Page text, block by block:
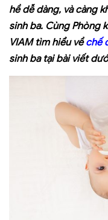
hề dễ dàng, và càng
sinh ba. Cùng Phòng
VIAM tìm hiểu vềchế
sinh ba tại bài viết